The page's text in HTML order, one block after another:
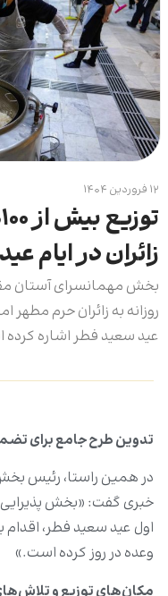
۱۲ فروردین ۱۴۰۴
زائران در ایام
بخش مهمانسرای آستان
روزانه به زائران حرم مطهر
عید سعید فطر اشاره
تدوین طرح جامع برای
در همین راستا، رئیس بخش
خبری گفت: «بخش پذیرایی
وعده در روز کرده است.»